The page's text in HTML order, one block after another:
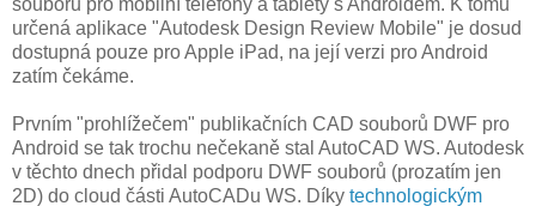
souborů pro mobilní telefony a tablety s Androidem. K tomu
určená aplikace "Autodesk Design Review Mobile" je dosud
dostupná pouze pro Apple iPad, na její verzi pro Android
zatím čekáme.
Prvním "prohlížečem" publikačních CAD souborů DWF pro
Android se tak trochu nečekaně stal AutoCAD WS. Autodesk
v těchto dnech přidal podporu DWF souborů (prozatím jen
2D) do cloud části AutoCADu WS. Díky technologickým